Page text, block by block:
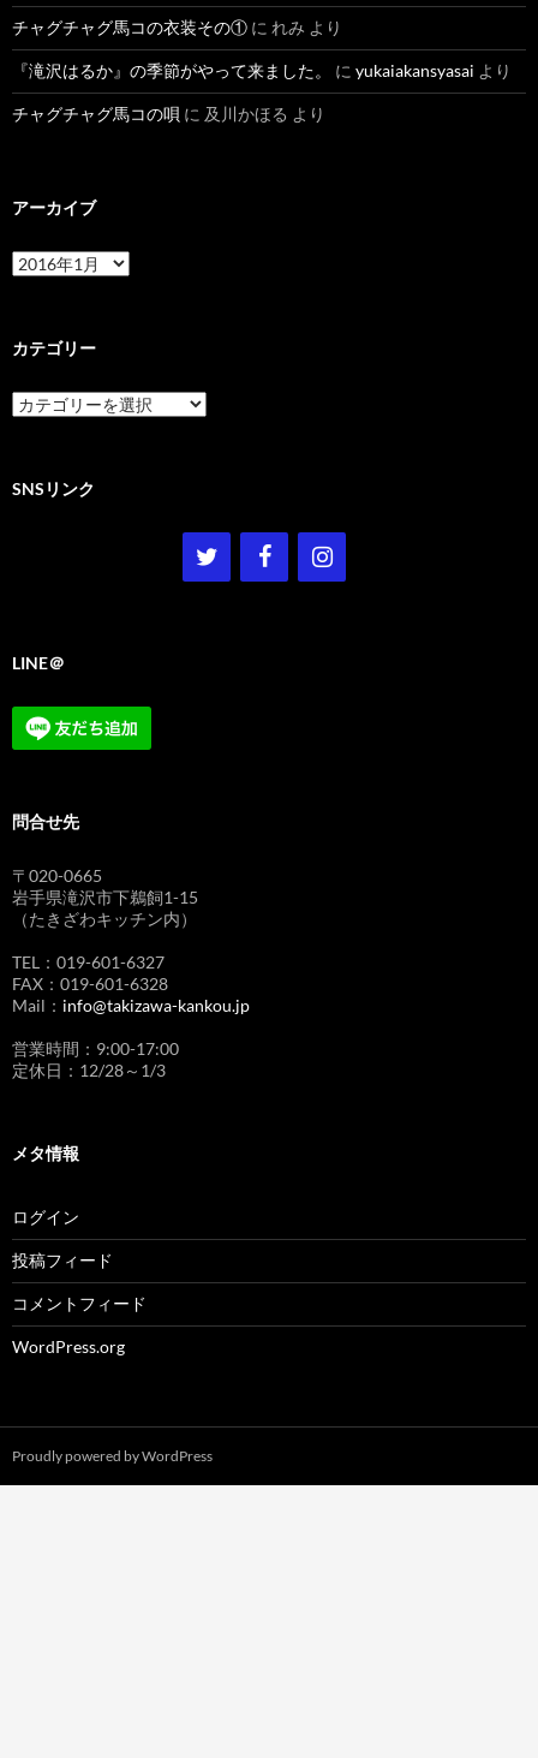
チャグチャグ馬コの衣装その① に れみ より
『滝沢はるか』の季節がやって来ました。 に yukaiakansyasai より
チャグチャグ馬コの唄 に 及川かほる より
アーカイブ
ア
ー
ブ
カテゴリー
カ
テ
ー
SNSリンク
LINE＠
問合せ先
〒020-0665
岩手県滝沢市下鵜飼1-15
（たきざわキッチン内）
TEL：019-601-6327
FAX：019-601-6328
Mail： info@takizawa-kankou.jp
営業時間：9:00-17:00
定休日：12/28～1/3
メタ情報
ログイン
投稿フィード
コメントフィード
WordPress.org
Proudly powered by WordPress